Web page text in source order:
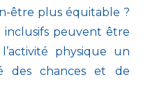
être plus équitable ?
inclusifs peuvent être
physique un
des chances et de